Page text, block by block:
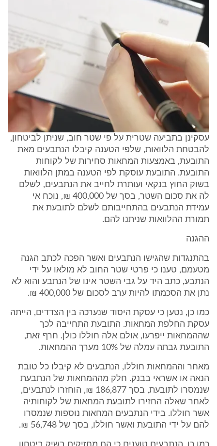
עסקינן בתביעה שטרית על פי שטר חוב, שניתן לביטחון,
להבטחת הלוואות, שלפי הטענה קיבלו הנתבעים מאת
התובעת, באמצעות המחאות סחירות של לקוחות
התובעת. התובעת עוסקת לפי הטענה במתן הלוואות
בשוק החוץ בנקאי ועותרת לחייב את הנתבעים, לשלם
לה את סכום השטר, בסך של 400,000 ₪, נוכח אי
עמידת הנתבעים בהתחייבותם לשלם לתובעת את
תמורת ההלוואות שניתנו להם.
ההגנה
בהתנגדות שהגישו הנתבעים ואשר הפכה לכתב הגנה
מטעמם, טענו כי פרטי שטר החוב לא מולאו על ידי
הנתבע, כתב היד על גבי השטר אינו של הנתבע והוא לא
נתן את הסכמתו להיות ערב לסכום של 400,000 ₪.
כמו כן, נטען כי עסקת היסוד שנערכה בין הצדדים, הייתה
עסקת החלפת המחאות. התובעת התחייבה לכך
שההמחאות ייפרעו, אולם אלה חוללו כולן. חרף זאת,
התובעת גבתה עמלה של 10% מערך ההמחאות.
מאחר וההמחאות חוללו, הנתבעים לא קיבלו כל טובת
הנאה או אשראי בבנק. חלק מההמחאות של הנתבעת
שנמסרו לתובעת, בסך 186,877 ₪, הוחזרו לנתבעים,
לאחר שאלה החזירו לתובעת המחאות של לקוחותיה
אשר חוללו. בידי הנתבעים המחאות נוספות שנמסרו
להם על ידי התובעת ואשר חוללו, בסך של 56,748 ₪.